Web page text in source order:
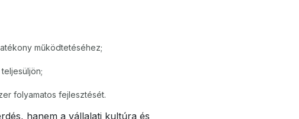
működtetéséhez;
folyamatos fejlesztését.
hanem a vállalati kultúra és